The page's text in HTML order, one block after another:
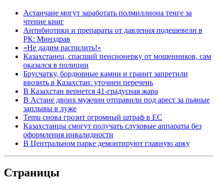
Астанчане могут заработать полмиллиона тенге за
чтение книг
Антибиотики и препараты от давления подешевели в
РК: Минздрав
«Не дадим распилить!»
Казахстанец, спасший пенсионерку от мошенников, сам
оказался в полиции
Брусчатку, бордюрные камни и гранит запретили
ввозить в Казахстан: уточнен перечень
В Казахстан вернется 41-градусная жара
В Астане двоих мужчин отправили под арест за пьяные
заплывы в луже
Temu снова грозит огромный штраф в ЕС
Казахстанцы смогут получать слуховые аппараты без
оформления инвалидности
В Центральном парке демонтируют главную арку
Страницы